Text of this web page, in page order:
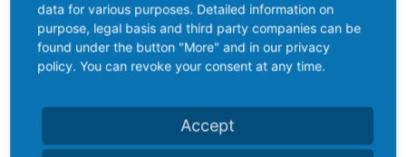
data for various purposes. Detailed information on
purpose, legal basis and third party companies can be
found under the button "More" and in our privacy
policy. You can revoke your consent at any time.
Accept